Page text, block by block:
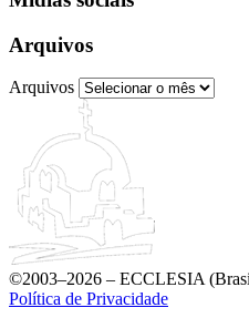
Arquivos
Arquivos
©2003–2026 – ECCLESIA
Política de Privacidade